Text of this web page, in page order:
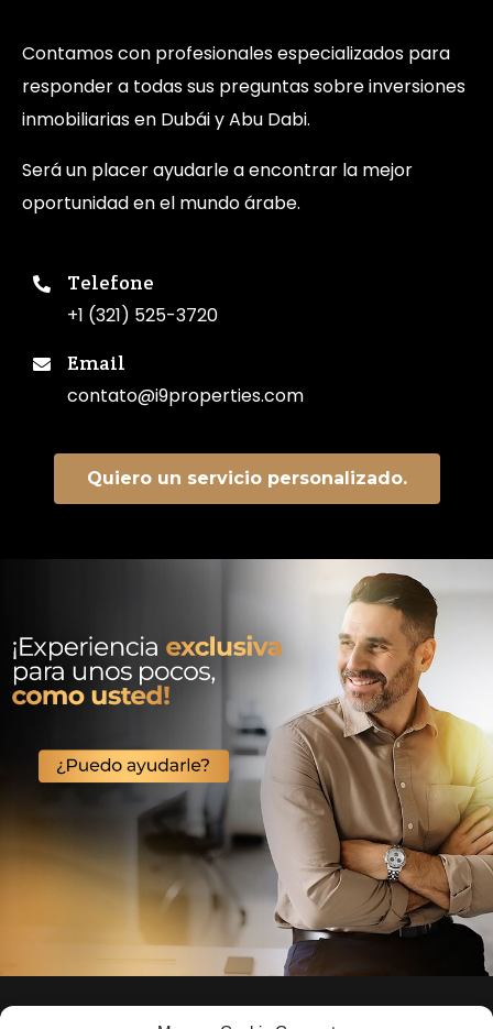
Contamos con profesionales especializados para
responder a todas sus preguntas sobre inversiones
inmobiliarias en Dubái y Abu Dabi.
Será un placer ayudarle a encontrar la mejor
oportunidad en el mundo árabe.
Telefone
+1 (321) 525-3720
Email
contato@i9properties.com
Quiero un servicio personalizado.